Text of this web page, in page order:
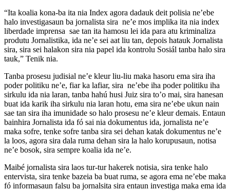
“Ita koalia kona-ba ita nia Index agora dadauk deit polisia ne’ebe
halo investigasaun ba jornalista sira ne’e mos implika ita nia index
liberdade imprensa sae tan ita hamosu lei ida para atu kriminaliza
produtu Jornalistika, ida ne’e sei aat liu tan, depois hatauk Jornalista
sira, sira sei halakon sira nia papel ida kontrolu Sosiál tanba halo sira
tauk,” Tenik nia.
Tanba prosesu judisial ne’e kleur liu-liu maka hasoru ema sira iha
poder politiku ne’e, fiar ka lafiar, sira ne’ebe iha poder politiku iha
sirkulu ida nia laran, tanba hahú husi Juiz sira to’o mai, sira hanesan
buat ida karik iha sirkulu nia laran hotu, ema sira ne’ebe ukun nain
sae tan sira iha imunidade so halo prosesu ne’e kleur demais. Entaun
bainhira Jornalista ida fó sai nia dokumentus ida, jornalista ne’e
maka sofre, tenke sofre tanba sira sei dehan katak dokumentus ne’e
la loos, agora sira dala ruma dehan sira la halo korupusaun, notisa
ne’e bosok, sira sempre koalia ida ne’e.
Maibé jornalista sira laos tur-tur hakerek notisia, sira tenke halo
entervista, sira tenke bazeia ba buat ruma, se agora ema ne’ebe maka
fó informasaun falsu ba jornalsita sira entaun investiga maka ema ida